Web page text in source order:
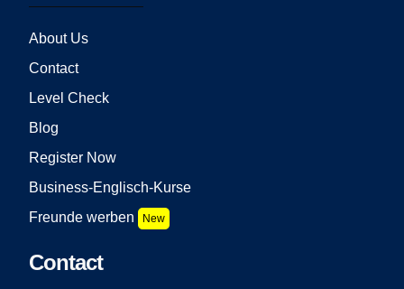
About Us
Contact
Level Check
Blog
Register Now
Business-Englisch-Kurse
Freunde werben
New
Contact